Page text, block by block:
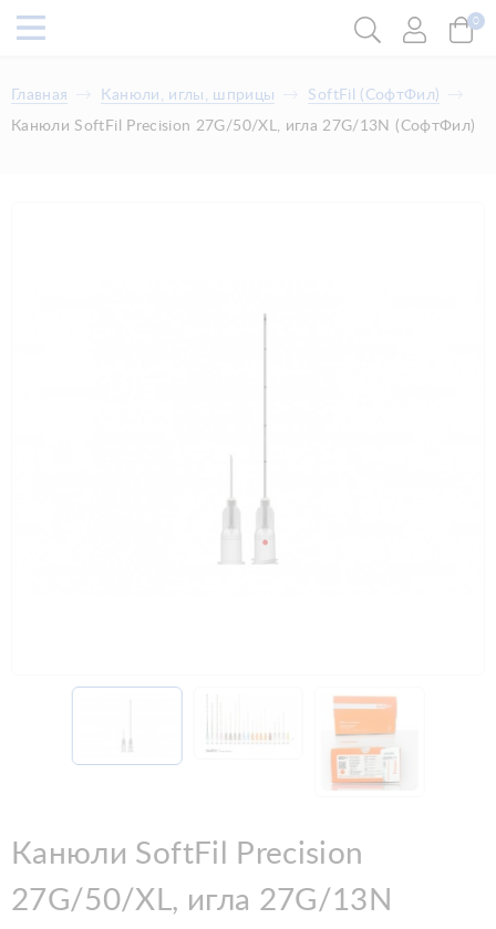
0
Главная Канюли, иглы, шприцы
SoftFil (СофтФил)
Канюли SoftFil Precision 27G/50/XL, игла 27G/13N (СофтФил)
Канюли SoftFil Precision
27G/50/XL, игла 27G/13N